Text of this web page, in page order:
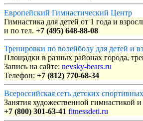
Европейский Гимнастический Центр
Гимнастика для детей от 1 года и
и по тел. +7 (495) 648-88-08
Тренировки по волейболу для детей и
Площадки в разных районах города,
Запись на сайте: nevsky-bears.ru
Телефон: +7 (812) 770-68-34
Всероссийская сеть детских
Занятия художественной гимнастикой
+7 (800) 301-63-41 fitnessdeti.ru